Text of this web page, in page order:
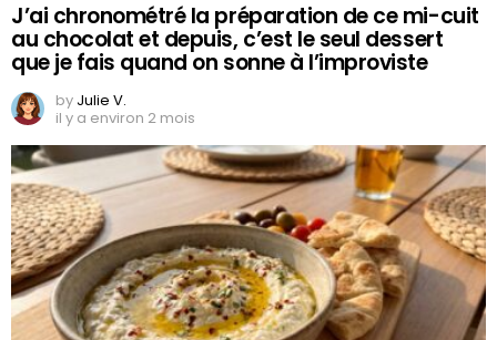
J’ai chronométré la préparation de ce mi-cuit
au chocolat et depuis, c’est le seul dessert
que je fais quand on sonne à l’improviste
by Julie V.
il y a environ 2 mois